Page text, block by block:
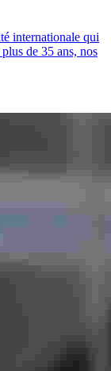
internationale qui
de 35 ans, nos